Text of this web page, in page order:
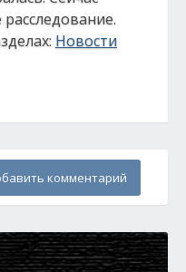
Новости
комментарий